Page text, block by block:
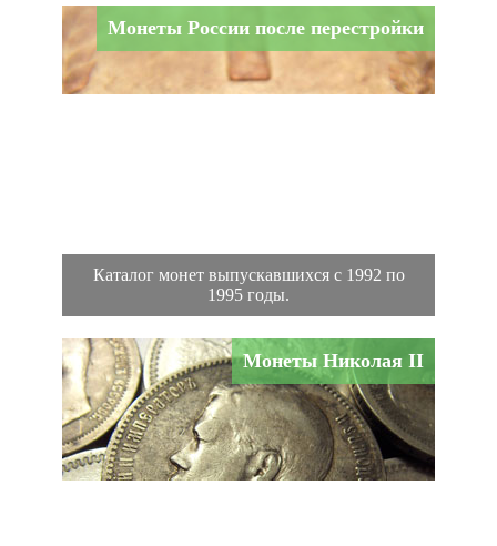
Монеты России после перестройки
Каталог монет выпускавшихся с 1992 по
1995 годы.
Монеты Николая II